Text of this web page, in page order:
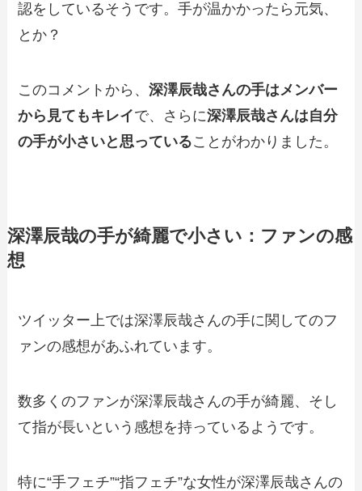
認をしているそうです。手が温かかったら元気、
とか？
このコメントから、深澤辰哉さんの手はメンバー
から見てもキレイで、さらに深澤辰哉さんは自分
の手が小さいと思っていることがわかりました。
深澤辰哉の手が綺麗で小さい：ファンの感
想
ツイッター上では深澤辰哉さんの手に関してのフ
ァンの感想があふれています。
数多くのファンが深澤辰哉さんの手が綺麗、そし
て指が長いという感想を持っているようです。
特に“手フェチ”“指フェチ”な女性が深澤辰哉さんの